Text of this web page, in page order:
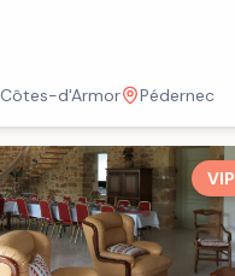
Côtes-d'Armor Pédernec
VIP